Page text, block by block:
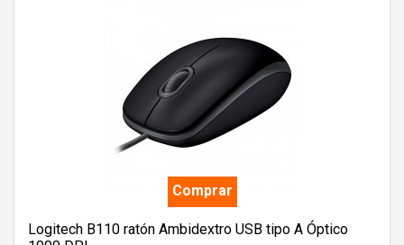
Comprar
Logitech B110 ratón Ambidextro USB tipo A Óptico